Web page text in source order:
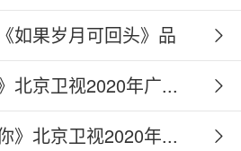
如果岁月可回头》品
北京卫视2020年广...
》北京卫视2020年...